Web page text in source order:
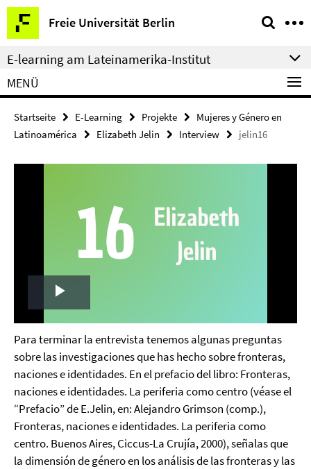
Springe
direkt
zu
Inhalt
Freie Universität Berlin
Service-
Navigation
E-learning am Lateinamerika-Institut
MENÜ
Startseite E-Learning Projekte
Mujeres y Género en
Latinoamérica
Elizabeth Jelin Interview jelin16
Play
Video
Para terminar la entrevista tenemos algunas preguntas
sobre las investigaciones que has hecho sobre fronteras,
naciones e identidades. En el prefacio del libro: Fronteras,
naciones e identidades. La periferia como centro (véase el
“Prefacio” de E.Jelin, en: Alejandro Grimson (comp.),
Fronteras, naciones e identidades. La periferia como
centro. Buenos Aires, Ciccus-La Crujía, 2000), señalas que
la dimensión de género en los análisis de las fronteras y las